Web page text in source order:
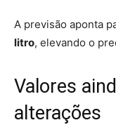
A previsão aponta
litro, elevando o
Valores
alterações